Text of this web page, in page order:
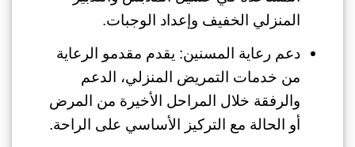
المنزلي الخفيف وإعداد الوجبات.
دعم رعاية المسنين: يقدم مقدمو الرعاية
من خدمات التمريض المنزلي، الدعم
والرفقة خلال المراحل الأخيرة من المرض
أو الحالة مع التركيز الأساسي على الراحة.